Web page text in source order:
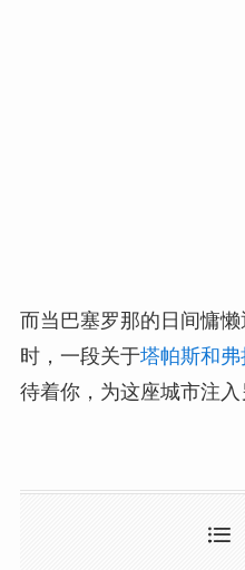
而当巴塞罗那的日间慵
时，一段关于塔帕斯和
待着你，为这座城市注入